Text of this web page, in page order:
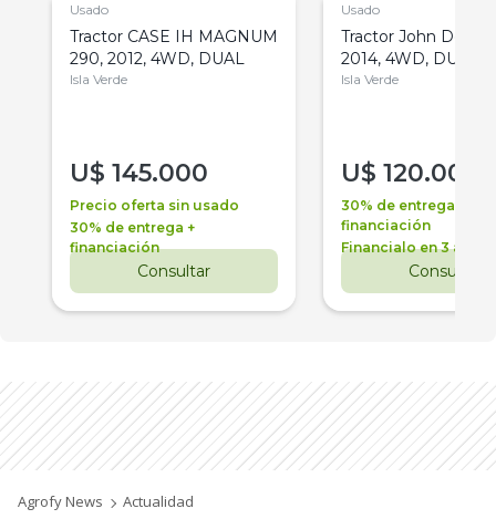
Usado
Tractor CASE IH MAGNUM
290, 2012, 4WD, DUAL
Isla Verde
U$ 145.000
Precio oferta sin usado
30% de entrega +
financiación
Consultar
Usado
Tractor John Deere
2014, 4WD, DUAL
Isla Verde
U$ 120.000
30% de entrega +
financiación
Financialo en 3 años
Consultar
Agrofy News Actualidad